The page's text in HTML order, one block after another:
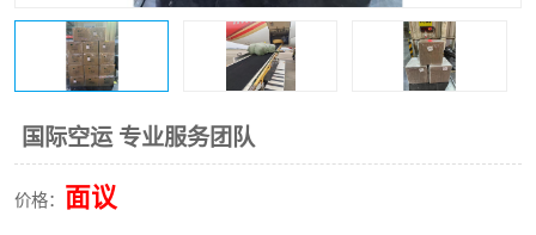
国际空运 专业服务团队
价格： 面议